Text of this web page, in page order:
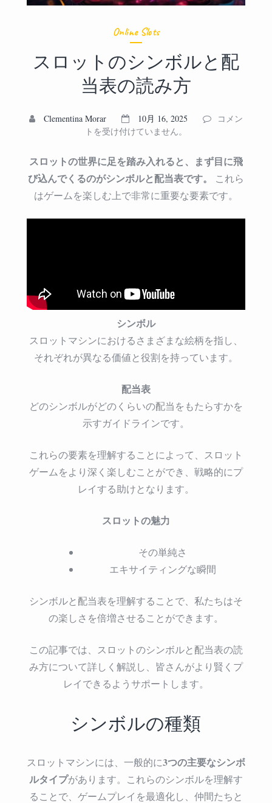
Online Slots
スロットのシンボルと配
当表の読み方
Clementina Morar 10月 16, 2025
ス
ト
の
シ
ン
ル
み
は
コメン
トを受け付けていません。
スロットの世界に足を踏み入れると、まず目に飛
び込んでくるのがシンボルと配当表です。
これら
はゲームを楽しむ上で非常に重要な要素です。
シンボル
スロットマシンにおけるさまざまな絵柄を指し、
それぞれが異なる価値と役割を持っています。
配当表
どのシンボルがどのくらいの配当をもたらすかを
示すガイドラインです。
これらの要素を理解することによって、スロット
ゲームをより深く楽しむことができ、戦略的にプ
レイする助けとなります。
スロットの魅力
その単純さ
エキサイティングな瞬間
シンボルと配当表を理解することで、私たちはそ
の楽しさを倍増させることができます。
この記事では、スロットのシンボルと配当表の読
み方について詳しく解説し、皆さんがより賢くプ
レイできるようサポートします。
シンボルの種類
スロットマシンには、一般的に3つの主要なシンボ
ルタイプがあります。これらのシンボルを理解す
ることで、ゲームプレイを最適化し、仲間たちと